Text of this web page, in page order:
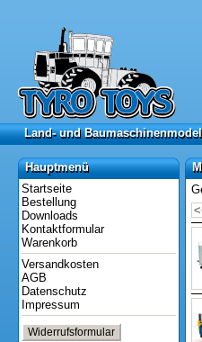
Land- und
Land- und
Hauptmenü
Hauptmenü
Startseite
Bestellung
Downloads
Kontaktformular
Warenkorb
Versandkosten
AGB
Datenschutz
Impressum
Widerrufsformular